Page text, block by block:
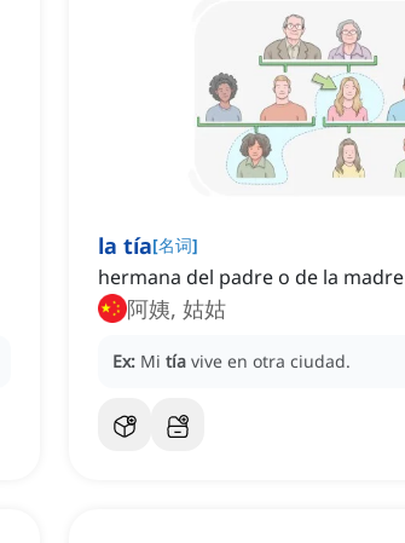
la tía[名词]
hermana del padre o de la madre
阿姨, 姑姑
Ex: Mi tía vive en otra ciudad.